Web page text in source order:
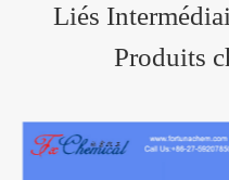
Liés
Produits